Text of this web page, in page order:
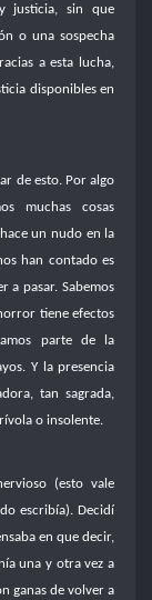
justicia, sin que
o una sospecha
a esta lucha,
disponibles en
de esto. Por algo
muchas cosas
un nudo en la
han contado es
a pasar. Sabemos
tiene efectos
parte de la
Y la presencia
tan sagrada,
o insolente.
(esto vale
escribía). Decidí
en que decir,
una y otra vez a
ganas de volver a